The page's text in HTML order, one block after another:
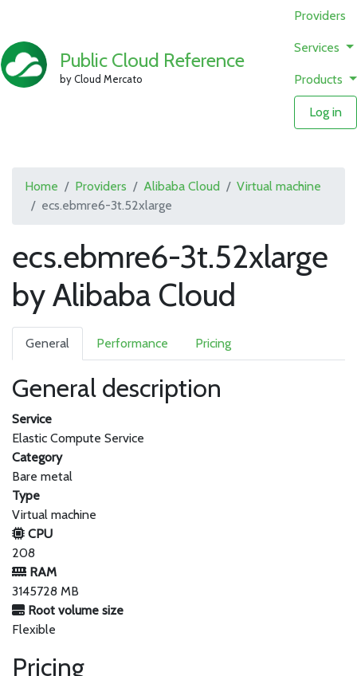
Public Cloud Reference
by Cloud Mercato
Providers
Services
Products
Log in
Home Providers Alibaba Cloud
Virtual machine
ecs.ebmre6-3t.52xlarge
ecs.ebmre6-3t.52xlarge
by Alibaba Cloud
General Performance Pricing
General description
Service
Elastic Compute Service
Category
Bare metal
Type
Virtual machine
CPU
208
RAM
3145728 MB
Root volume size
Flexible
Pricing